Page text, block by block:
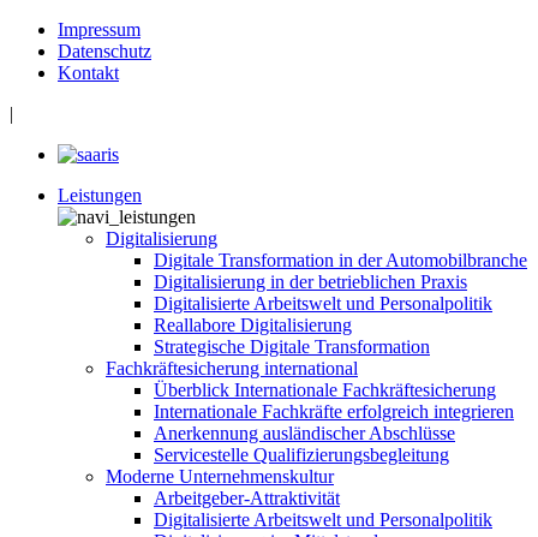
Impressum
Datenschutz
Kontakt
|
Leistungen
Digitalisierung
Digitale Transformation in der Automobilbranche
Digitalisierung in der betrieblichen Praxis
Digitalisierte Arbeitswelt und Personalpolitik
Reallabore Digitalisierung
Strategische Digitale Transformation
Fachkräftesicherung international
Überblick Internationale Fachkräftesicherung
Internationale Fachkräfte erfolgreich integrieren
Anerkennung ausländischer Abschlüsse
Servicestelle Qualifizierungsbegleitung
Moderne Unternehmenskultur
Arbeitgeber-Attraktivität
Digitalisierte Arbeitswelt und Personalpolitik